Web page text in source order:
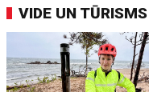
VIDE UN TŪRISMS